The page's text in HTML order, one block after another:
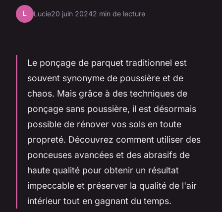
L Lucie20 juin 20242 min de lecture
Le ponçage de parquet traditionnel est
souvent synonyme de poussière et de
chaos. Mais grâce à des techniques de
ponçage sans poussière, il est désormais
possible de rénover vos sols en toute
propreté. Découvrez comment utiliser des
ponceuses avancées et des abrasifs de
haute qualité pour obtenir un résultat
impeccable et préserver la qualité de l'air
intérieur tout en gagnant du temps.